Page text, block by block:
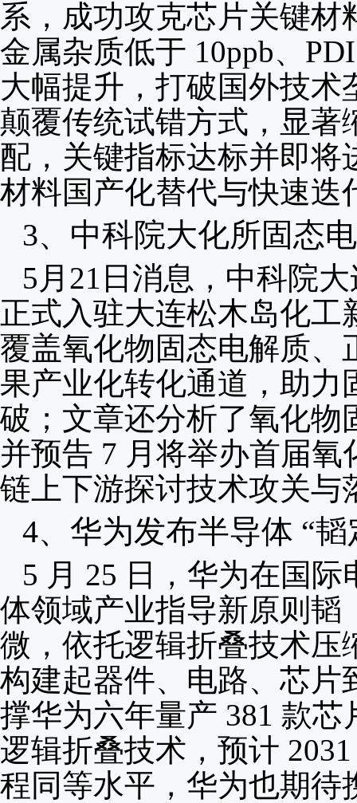
系，成功攻克芯片关键
金属杂质低于 10ppb、
大幅提升，打破国外技术
颠覆传统试错方式，显著
配，关键指标达标并即将
材料国产化替代与快速迭
3、 中科院大化所固态
5月21日消息，中科院
正式入驻大连松木岛化
覆盖氧化物固态电解质、
果产业化转化通道，助力
破；文章还分析了氧化物
并预告 7 月将举办首届
链上下游探讨技术攻关与
4、 华为发布半导体 “
5 月 25 日，华为在国
体领域产业指导新原则韬
微，依托逻辑折叠技术压
构建起器件、电路、芯片
撑华为六年量产 381 款
逻辑折叠技术，预计
程同等水平，华为也期待